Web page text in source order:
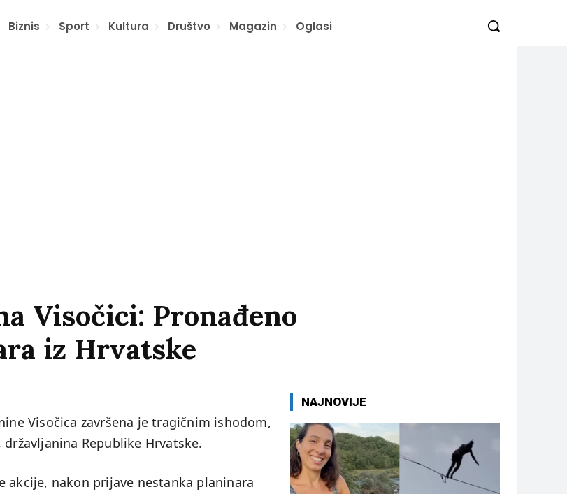
Biznis Sport Kultura Društvo Magazin Oglasi
Visočici: Pronađeno
iz Hrvatske
Visočica završena je tragičnim ishodom,
Republike Hrvatske.
akcije, nakon prijave nestanka planinara
NAJNOVIJE